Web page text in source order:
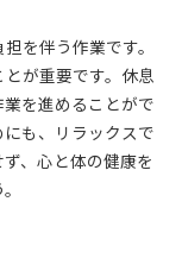
を伴う作業です。
が重要です。休息
を進めることがで
も、リラックスで
、心と体の健康を